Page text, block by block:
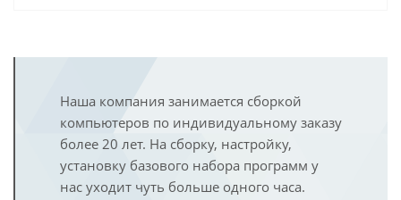
Наша компания занимается сборкой
компьютеров по индивидуальному заказу
более 20 лет. На сборку, настройку,
установку базового набора программ у
нас уходит чуть больше одного часа.